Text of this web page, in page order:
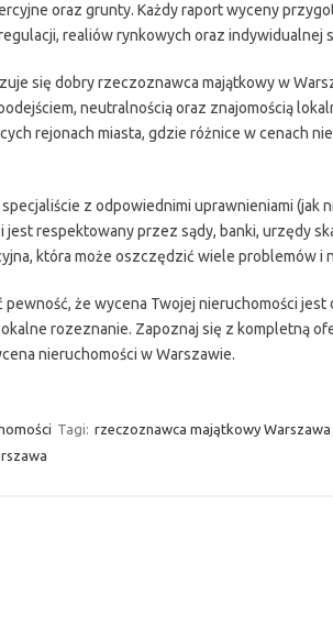
oraz grunty. Każdy raport wyceny
realiów rynkowych oraz indywidualnej
się dobry rzeczoznawca majątkowy w
neutralnością oraz znajomością
rejonach miasta, gdzie różnice w cenach
z odpowiednimi uprawnieniami (jak
jest respektowany przez sądy, banki, urzędy
która może oszczędzić wiele problemów i
pewność, że wycena Twojej nieruchomości jest
rozeznanie. Zapoznaj się z kompletną
nieruchomości w Warszawie.
Tagi: rzeczoznawca majątkowy Warszawa